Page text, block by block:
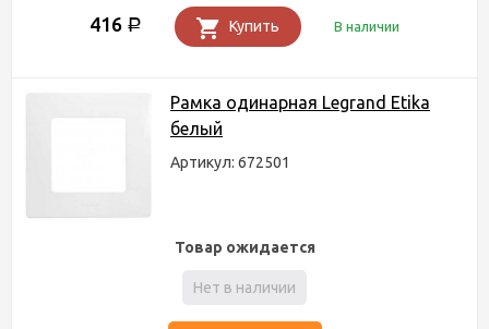
416 Р Купить В наличии
Рамка одинарная Legrand Etika
белый
Артикул: 672501
Товар ожидается
Нет в наличии